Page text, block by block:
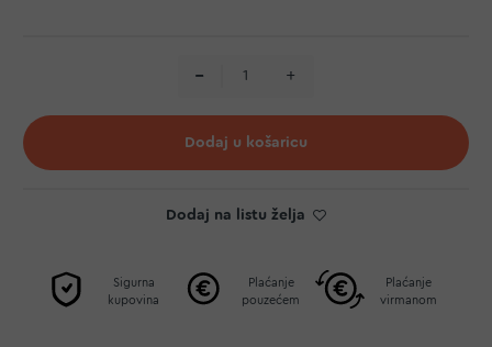
Dodaj u košaricu
Dodaj na listu želja
Sigurna
kupovina
Plaćanje
pouzećem
Plaćanje
virmanom